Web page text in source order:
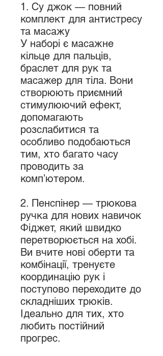
1. Су джок — повний
комплект для антистресу
та масажу
У наборі є масажне
кільце для пальців,
браслет для рук та
масажер для тіла. Вони
створюють приємний
стимулюючий ефект,
допомагають
розслабитися та
особливо подобаються
тим, хто багато часу
проводить за
комп’ютером.
2. Пенспінер — трюкова
ручка для нових навичок
Фіджет, який швидко
перетворюється на хобі.
Ви вчите нові оберти та
комбінації, тренуєте
координацію рук і
поступово переходите до
складніших трюків.
Ідеально для тих, хто
любить постійний
прогрес.